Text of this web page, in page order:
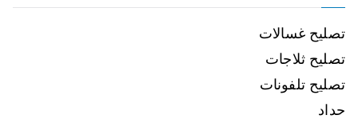
تصليح غسالات
تصليح ثلاجات
تصليح تلفونات
حداد